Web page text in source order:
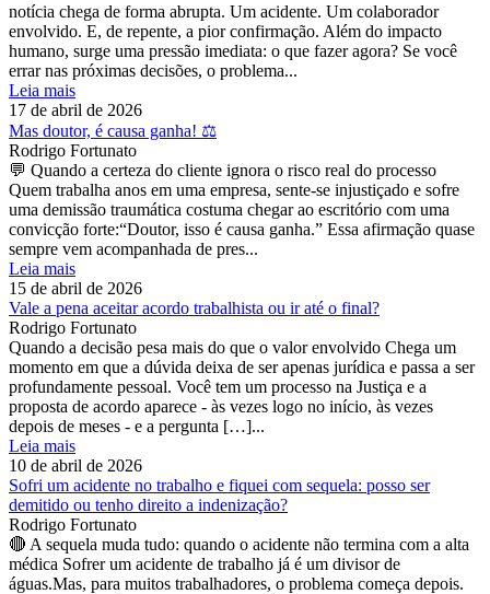
notícia chega de forma abrupta. Um acidente. Um colaborador
envolvido. E, de repente, a pior confirmação. Além do impacto
humano, surge uma pressão imediata: o que fazer agora? Se você
errar nas próximas decisões, o problema...
Leia mais
17 de abril de 2026
Mas doutor, é causa ganha! ⚖️
Rodrigo Fortunato
💬 Quando a certeza do cliente ignora o risco real do processo
Quem trabalha anos em uma empresa, sente-se injustiçado e sofre
uma demissão traumática costuma chegar ao escritório com uma
convicção forte:“Doutor, isso é causa ganha.” Essa afirmação quase
sempre vem acompanhada de pres...
Leia mais
15 de abril de 2026
Vale a pena aceitar acordo trabalhista ou ir até o final?
Rodrigo Fortunato
Quando a decisão pesa mais do que o valor envolvido Chega um
momento em que a dúvida deixa de ser apenas jurídica e passa a ser
profundamente pessoal. Você tem um processo na Justiça e a
proposta de acordo aparece - às vezes logo no início, às vezes
depois de meses - e a pergunta […]...
Leia mais
10 de abril de 2026
Sofri um acidente no trabalho e fiquei com sequela: posso ser
demitido ou tenho direito a indenização?
Rodrigo Fortunato
🔴 A sequela muda tudo: quando o acidente não termina com a alta
médica Sofrer um acidente de trabalho já é um divisor de
águas.Mas, para muitos trabalhadores, o problema começa depois.